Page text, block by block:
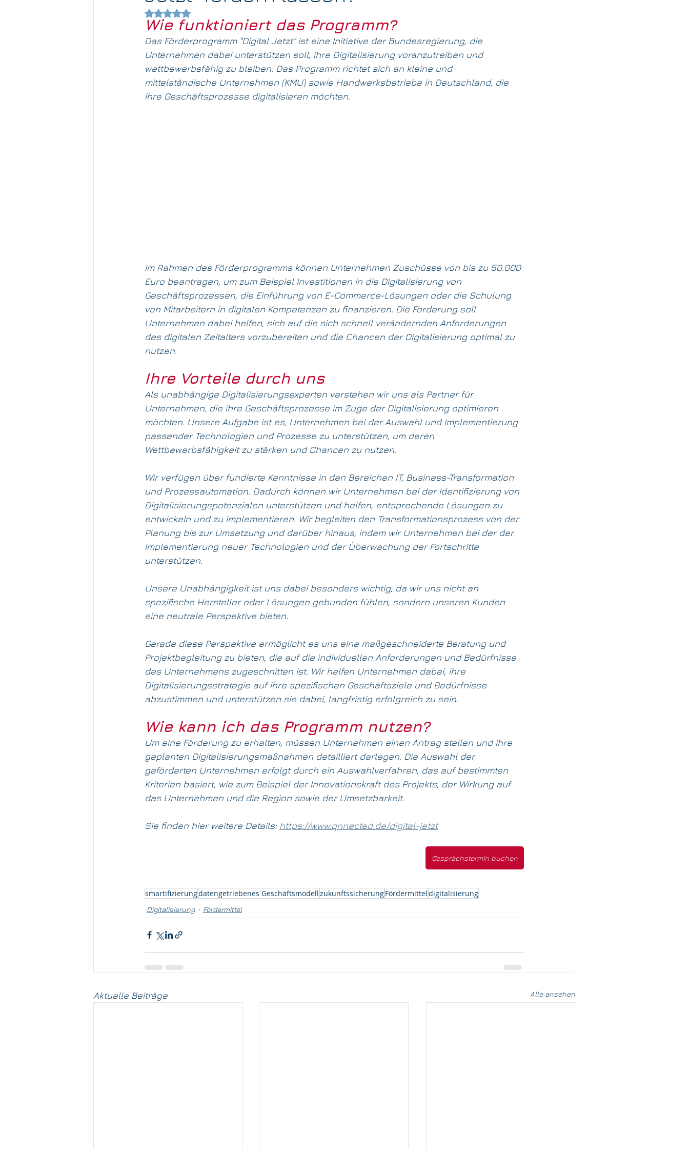
Technologie Unternehmensnachfolge Unternehmen verkaufen Investor finden Smartifizierung
Mit NaN von 5 Sternen bewertet.
Wie funktioniert das Programm?
Das Förderprogramm "Digital Jetzt" ist eine Initiative der Bundesregierung, die
Unternehmen dabei unterstützen soll, ihre Digitalisierung voranzutreiben und
wettbewerbsfähig zu bleiben. Das Programm richtet sich an kleine und
mittelständische Unternehmen (KMU) sowie Handwerksbetriebe in Deutschland, die
ihre Geschäftsprozesse digitalisieren möchten.
Im Rahmen des Förderprogramms können Unternehmen Zuschüsse von bis zu 50.000
Euro beantragen, um zum Beispiel Investitionen in die Digitalisierung von
Geschäftsprozessen, die Einführung von E-Commerce-Lösungen oder die Schulung
von Mitarbeitern in digitalen Kompetenzen zu finanzieren. Die Förderung soll
Unternehmen dabei helfen, sich auf die sich schnell verändernden Anforderungen
des digitalen Zeitalters vorzubereiten und die Chancen der Digitalisierung optimal zu
nutzen.
Ihre Vorteile durch uns
Als unabhängige Digitalisierungsexperten verstehen wir uns als Partner für
Unternehmen, die ihre Geschäftsprozesse im Zuge der Digitalisierung optimieren
möchten. Unsere Aufgabe ist es, Unternehmen bei der Auswahl und Implementierung
passender Technologien und Prozesse zu unterstützen, um deren
Wettbewerbsfähigkeit zu stärken und Chancen zu nutzen.
Wir verfügen über fundierte Kenntnisse in den Bereichen IT, Business-Transformation
und Prozessautomation. Dadurch können wir Unternehmen bei der Identifizierung von
Digitalisierungspotenzialen unterstützen und helfen, entsprechende Lösungen zu
entwickeln und zu implementieren. Wir begleiten den Transformationsprozess von der
Planung bis zur Umsetzung und darüber hinaus, indem wir Unternehmen bei der der
Implementierung neuer Technologien und der Überwachung der Fortschritte
unterstützen.
Unsere Unabhängigkeit ist uns dabei besonders wichtig, da wir uns nicht an
spezifische Hersteller oder Lösungen gebunden fühlen, sondern unseren Kunden
eine neutrale Perspektive bieten.
Gerade diese Perspektive ermöglicht es uns eine maßgeschneiderte Beratung und
Projektbegleitung zu bieten, die auf die individuellen Anforderungen und Bedürfnisse
des Unternehmens zugeschnitten ist. Wir helfen Unternehmen dabei, ihre
Digitalisierungsstrategie auf ihre spezifischen Geschäftsziele und Bedürfnisse
abzustimmen und unterstützen sie dabei, langfristig erfolgreich zu sein.
Wie kann ich das Programm nutzen?
Um eine Förderung zu erhalten, müssen Unternehmen einen Antrag stellen und ihre
geplanten Digitalisierungsmaßnahmen detailliert darlegen. Die Auswahl der
geförderten Unternehmen erfolgt durch ein Auswahlverfahren, das auf bestimmten
Kriterien basiert, wie zum Beispiel der Innovationskraft des Projekts, der Wirkung auf
das Unternehmen und die Region sowie der Umsetzbarkeit.​
Sie finden hier weitere Details: https://www.qnnected.de/digital-jetzt
Gesprächstermin buchen
smartifizierungdatengetriebenes GeschäftsmodellzukunftssicherungFördermitteldigitalisierung
Digitalisierung Fördermittel
Aktuelle Beiträge Alle ansehen